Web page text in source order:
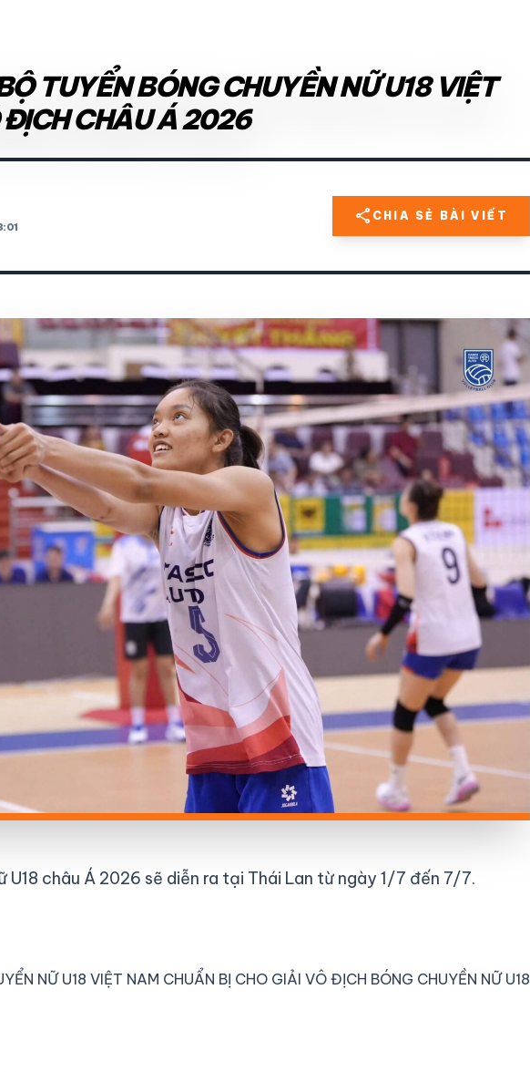
TUYỂN BÓNG CHUYỀN NỮ U18 VIỆT
CHÂU Á 2026
share CHIA SẺ BÀI VIẾT
U18 châu Á 2026 sẽ diễn ra tại Thái Lan từ ngày 1/7 đến 7/7.
NỮ U18 VIỆT NAM CHUẨN BỊ CHO GIẢI VÔ ĐỊCH BÓNG CHUYỀN NỮ U18